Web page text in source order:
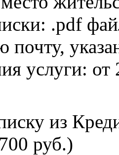
.pdf
почту,
услуги: от
из
руб.)